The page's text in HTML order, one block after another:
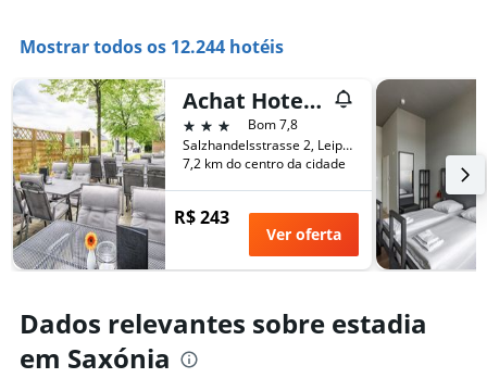
Mostrar todos os 12.244 hotéis
Achat Hotel Leipzig Messe
3 estrelasBom 7,8
Salzhandelsstrasse 2, Leipzig, Saxónia, Alemanha
7,2 km do centro da cidade
R$ 243
Ver oferta
Dados relevantes sobre estadia
em Saxónia